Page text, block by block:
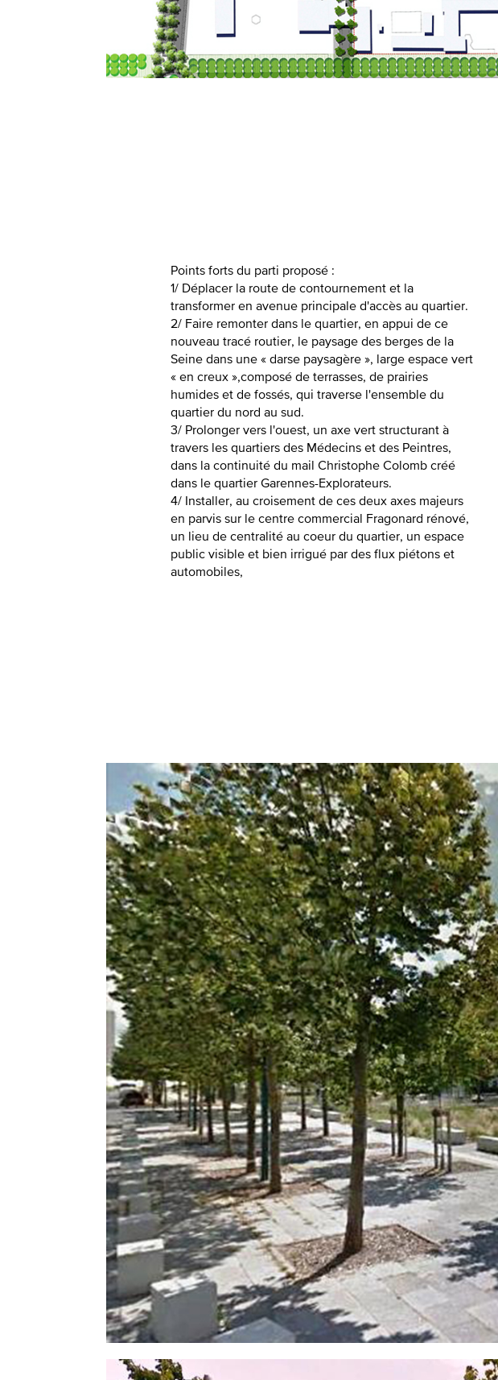
Points forts du parti proposé :
1/ Déplacer la route de contournement et la
transformer en avenue principale d'accès au quartier.
2/ Faire remonter dans le quartier, en appui de ce
nouveau tracé routier, le paysage des berges de la
Seine dans une « darse paysagère », large espace vert
« en creux »,composé de terrasses, de prairies
humides et de fossés, qui traverse l'ensemble du
quartier du nord au sud.
3/ Prolonger vers l'ouest, un axe vert structurant à
travers les quartiers des Médecins et des Peintres,
dans la continuité du mail Christophe Colomb créé
dans le quartier Garennes-Explorateurs.
4/ Installer, au croisement de ces deux axes majeurs
en parvis sur le centre commercial Fragonard rénové,
un lieu de centralité au coeur du quartier, un espace
public visible et bien irrigué par des flux piétons et
automobiles,